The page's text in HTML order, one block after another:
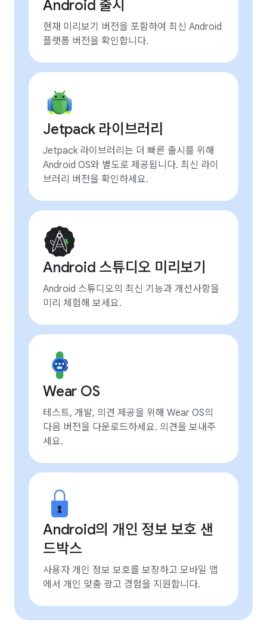
Android 출시
현재 미리보기 버전을 포함하여 최신 Android
플랫폼 버전을 확인합니다.
Jetpack 라이브러리
Jetpack 라이브러리는 더 빠른 출시를 위해
Android OS와 별도로 제공됩니다. 최신 라이
브러리 버전을 확인하세요.
Android 스튜디오 미리보기
Android 스튜디오의 최신 기능과 개선사항을
미리 체험해 보세요.
Wear OS
테스트, 개발, 의견 제공을 위해 Wear OS의
다음 버전을 다운로드하세요. 의견을 보내주
세요.
Android의 개인 정보 보호 샌
드박스
사용자 개인 정보 보호를 보장하고 모바일 앱
에서 개인 맞춤 광고 경험을 지원합니다.